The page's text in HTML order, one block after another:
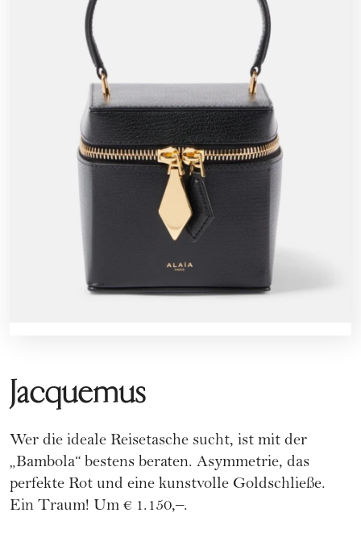
Jacquemus
Wer die ideale Reisetasche sucht, ist mit der
„Bambola“ bestens beraten. Asymmetrie, das
perfekte Rot und eine kunstvolle Goldschließe.
Ein Traum! Um € 1.150,–.